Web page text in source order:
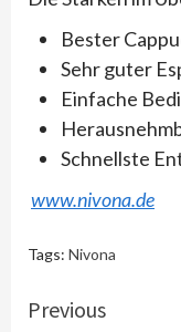
Bester
Sehr guter
Einfache
Schnellste
www.nivona.de
Tags: Nivona
Continue
Previous